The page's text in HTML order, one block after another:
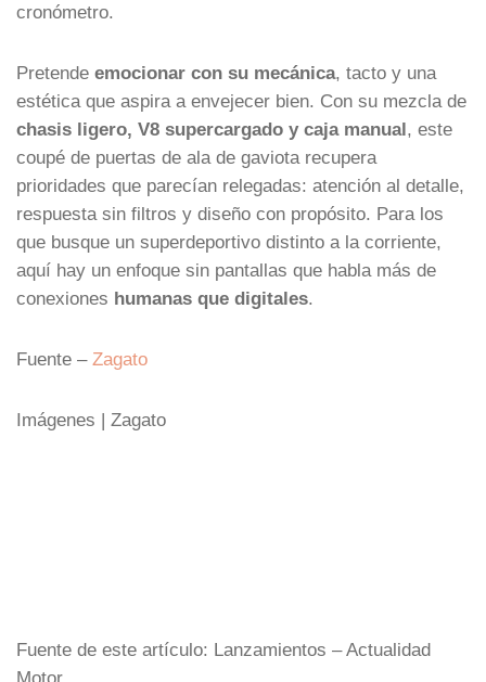
cronómetro.
Pretende emocionar con su mecánica, tacto y una
estética que aspira a envejecer bien. Con su mezcla de
chasis ligero, V8 supercargado y caja manual, este
coupé de puertas de ala de gaviota recupera
prioridades que parecían relegadas: atención al detalle,
respuesta sin filtros y diseño con propósito. Para los
que busque un superdeportivo distinto a la corriente,
aquí hay un enfoque sin pantallas que habla más de
conexiones humanas que digitales.
Fuente – Zagato
Imágenes | Zagato
Fuente de este artículo: Lanzamientos – Actualidad
Motor